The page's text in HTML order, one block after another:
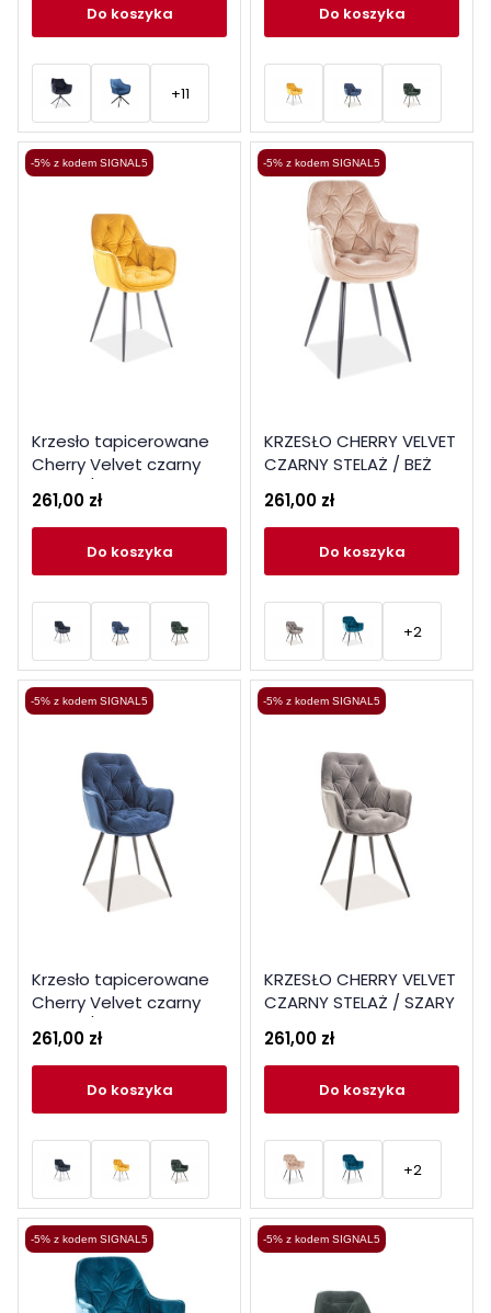
do koszyka
+11
do koszyka
-5% z kodem SIGNAL5
Krzesło tapicerowane
Cherry Velvet czarny
stelaż / curry Bluvel 68
261,00 zł
do koszyka
-5% z kodem SIGNAL5
KRZESŁO CHERRY VELVET
CZARNY STELAŻ / BEŻ
BLUVEL 28
261,00 zł
do koszyka
+2
-5% z kodem SIGNAL5
Krzesło tapicerowane
Cherry Velvet czarny
stelaż / granatowy
Bluvel 86
261,00 zł
do koszyka
-5% z kodem SIGNAL5
KRZESŁO CHERRY VELVET
CZARNY STELAŻ / SZARY
BLUVEL14
261,00 zł
do koszyka
+2
-5% z kodem SIGNAL5 -5% z kodem SIGNAL5